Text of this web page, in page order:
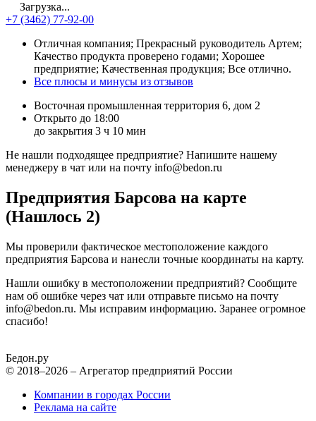
Загрузка...
+7 (3462) 77-92-00
Отличная компания; Прекрасный руководитель Артем;
Качество продукта проверено годами; Хорошее
предприятие; Качественная продукция; Все отлично.
Все плюсы и минусы из отзывов
Восточная промышленная территория 6, дом 2
Открыто до 18:00
до закрытия 3 ч 10 мин
Не нашли подходящее предприятие? Напишите нашему
менеджеру в чат или на почту info@bedon.ru
Предприятия Барсова на карте
(Нашлось 2)
Мы проверили фактическое местоположение каждого
предприятия Барсова и нанесли точные координаты на карту.
Нашли ошибку в местоположении предприятий? Сообщите
нам об ошибке через чат или отправьте письмо на почту
info@bedon.ru. Мы исправим информацию. Заранее огромное
спасибо!
Бедон.ру
© 2018–2026 – Агрегатор предприятий России
Компании в городах России
Реклама на сайте